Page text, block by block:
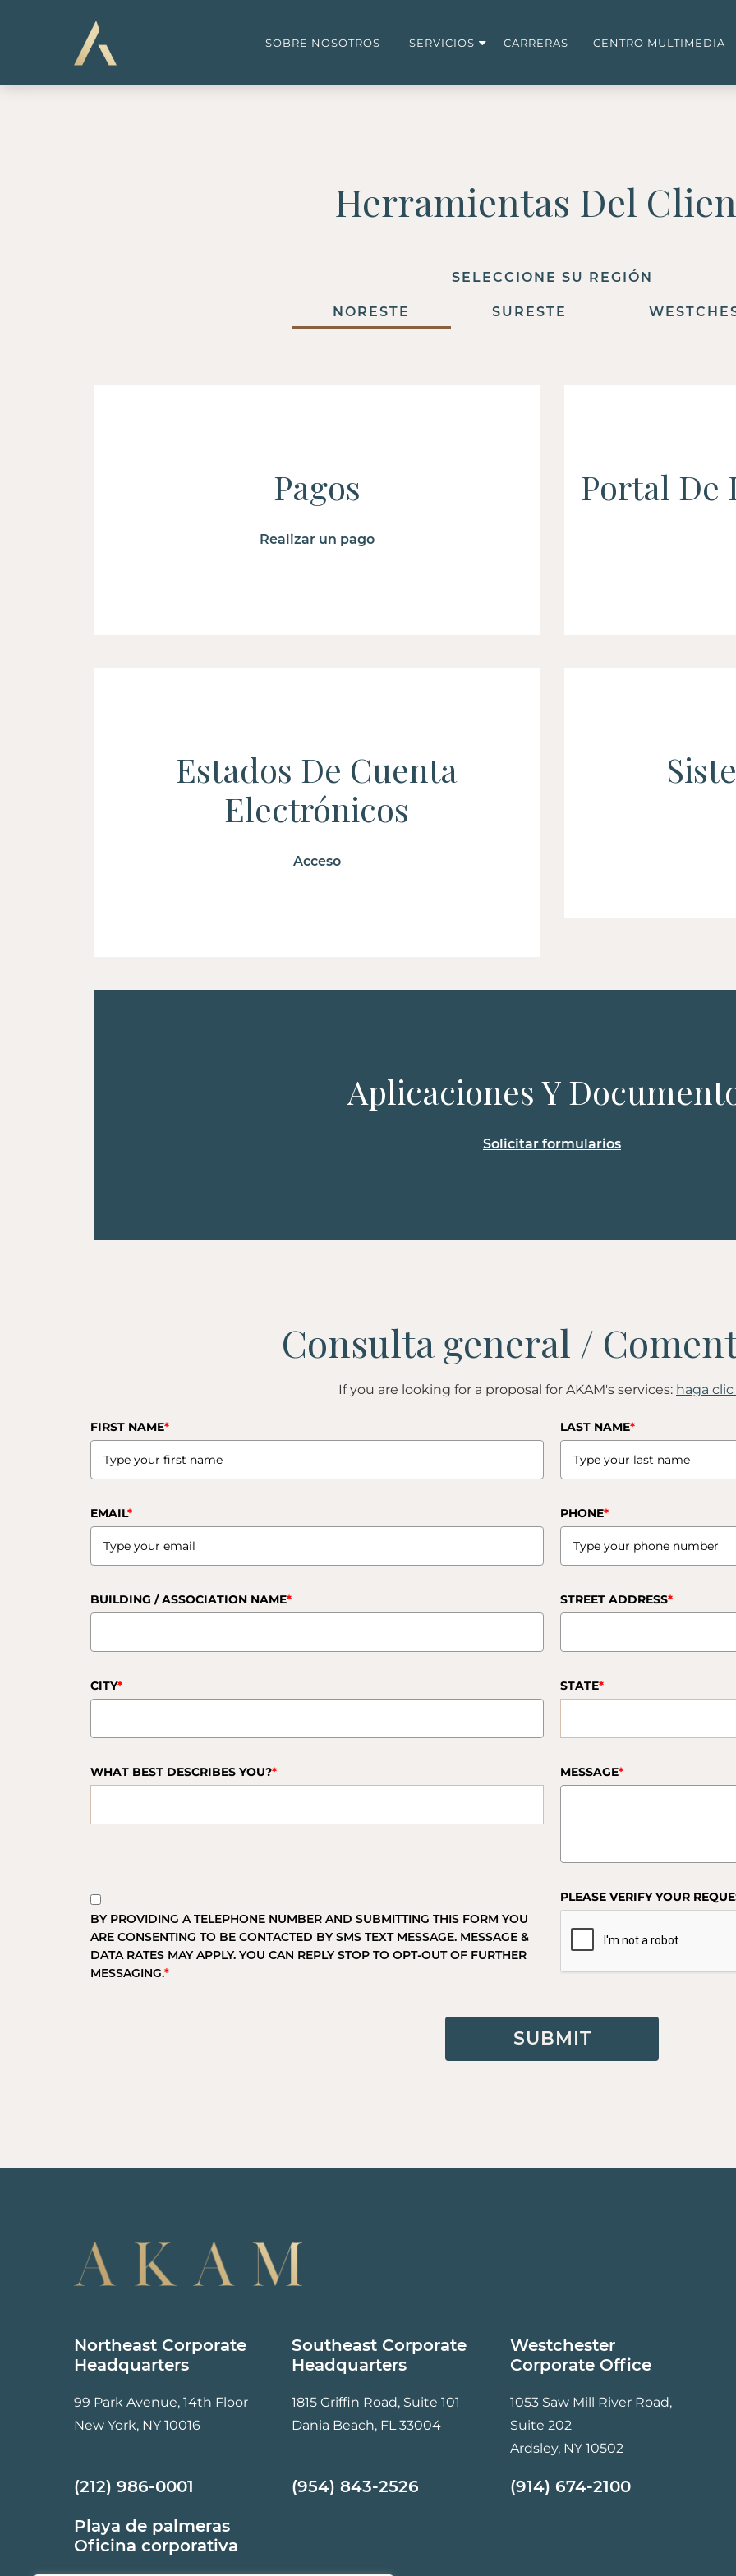
SOBRE NOSOTROS SERVICIOS CARRERAS CENTRO MULTIMEDIA
Herramientas Del
SELECCIONE SU REGIÓN
NORESTE SURESTE
Pagos
Realizar un pago
Portal De
Estados De Cuenta
Electrónicos
Acceso
Aplicaciones Y
Solicitar formularios
If you are looking for a proposal for AKAM's services: haga
FIRST NAME* LAST NAME*
EMAIL* PHONE*
BUILDING / ASSOCIATION NAME* STREET ADDRESS*
CITY* STATE*
WHAT BEST DESCRIBES YOU?* MESSAGE*
BY PROVIDING A TELEPHONE NUMBER AND SUBMITTING THIS FORM YOU
ARE CONSENTING TO BE CONTACTED BY SMS TEXT MESSAGE. MESSAGE &
DATA RATES MAY APPLY. YOU CAN REPLY STOP TO OPT-OUT OF FURTHER
MESSAGING.*
PLEASE VERIFY YOUR
SUBMIT
Northeast Corporate
Headquarters
99 Park Avenue, 14th Floor
New York, NY 10016
(212) 986-0001
Southeast Corporate
Headquarters
1815 Griffin Road, Suite 101
Dania Beach, FL 33004
(954) 843-2526
Westchester
Corporate Office
1053 Saw Mill River Road,
Suite 202
Ardsley, NY 10502
(914) 674-2100
Playa de palmeras
Oficina corporativa